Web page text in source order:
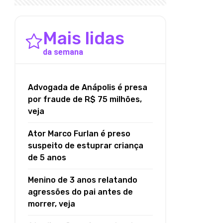
Mais lidas
da semana
Advogada de Anápolis é presa
por fraude de R$ 75 milhões,
veja
Ator Marco Furlan é preso
suspeito de estuprar criança
de 5 anos
Menino de 3 anos relatando
agressões do pai antes de
morrer, veja